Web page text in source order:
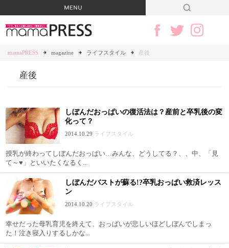
mamaPRESS magazine ライフスタイル 産後
産後
しぼんだおっぱいの復活法は？産前と卒乳後の変
化って？
2014.10.29 ライフスタイル
授乳が終わってしぼんだおっぱい…みんな、どうしてる？、、中、「見
て～♥」といいたくなるく...
しぼんだバストが蘇る!?卒乳おっぱい救済レッス
ン
2014.10.20 ライフスタイル
幸せだった母乳育児を終えて、おっぱいが悲しいほどしぼんでしまっ
た！泣き寝入りするしかな...